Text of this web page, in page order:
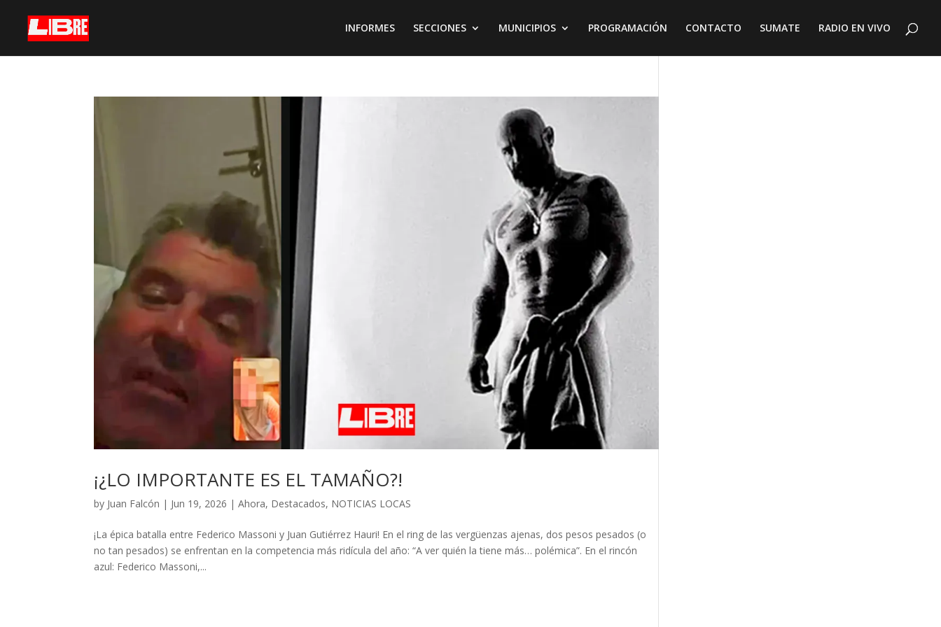
INFORMES SECCIONES MUNICIPIOS PROGRAMACIÓN CONTACTO SUMATE RADIO EN VIVO
¡¿LO IMPORTANTE ES EL TAMAÑO?!
by Juan Falcón | Jun 19, 2026 |Ahora, Destacados, NOTICIAS LOCAS
¡La épica batalla entre Federico Massoni y Juan Gutiérrez Hauri! En el ring de las vergüenzas ajenas, dos pesos pesados (o
no tan pesados) se enfrentan en la competencia más ridícula del año: “A ver quién la tiene más… polémica”. En el rincón
azul: Federico Massoni,...